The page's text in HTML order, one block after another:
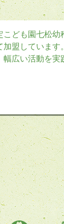
こども園七松幼
加盟していま
幅広い活動を実